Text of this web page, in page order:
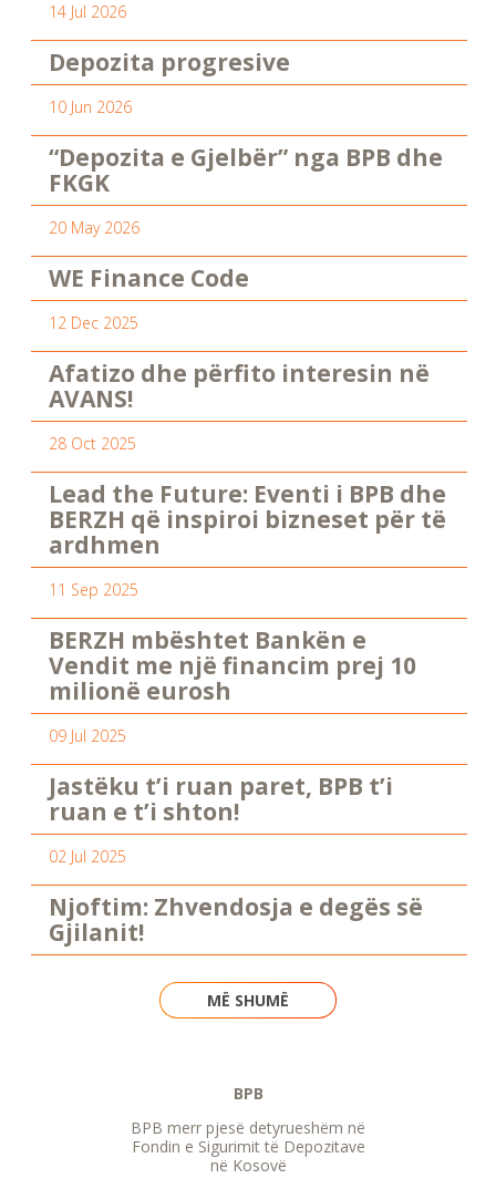
14 Jul 2026
Depozita progresive
10 Jun 2026
“Depozita e Gjelbër” nga BPB dhe
FKGK
20 May 2026
WE Finance Code
12 Dec 2025
Afatizo dhe përfito interesin në
AVANS!
28 Oct 2025
Lead the Future: Eventi i BPB dhe
BERZH që inspiroi bizneset për të
ardhmen
11 Sep 2025
BERZH mbështet Bankën e
Vendit me një financim prej 10
milionë eurosh
09 Jul 2025
Jastëku t’i ruan paret, BPB t’i
ruan e t’i shton!
02 Jul 2025
Njoftim: Zhvendosja e degës së
Gjilanit!
MË SHUMË
BPB
BPB merr pjesë detyrueshëm në
Fondin e Sigurimit të Depozitave
në Kosovë